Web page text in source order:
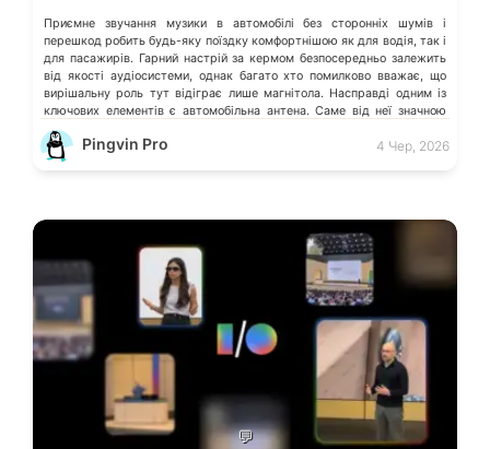
Приємне звучання музики в автомобілі без сторонніх шумів і
перешкод робить будь-яку поїздку комфортнішою як для водія, так і
для пасажирів. Гарний настрій за кермом безпосередньо залежить
від якості аудіосистеми, однак багато хто помилково вважає, що
вирішальну роль тут відіграє лише магнітола. Насправді одним із
ключових елементів є автомобільна антена. Саме від неї значною
мірою […]
Pingvin Pro 4 Чер, 2026
💬